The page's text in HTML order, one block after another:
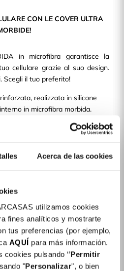
Acerca de las cookies
utilizamos cookies
fines analíticos y mostrarte
tus preferencias (por ejemplo,
AQUÍ para más información.
pulsando ‘’Permitir
"Personalizar", o bien
CON LE COVER ULTRA
in microfibra garantisce la
cellulare grazie al suo design.
Scegli il tuo preferito!
realizzata in silicone
in microfibra morbida.
in modo da non aggiungere
alle porte del dispositivo.
400 modelli di telefoni cellulari
DISPONIBLES
Blu